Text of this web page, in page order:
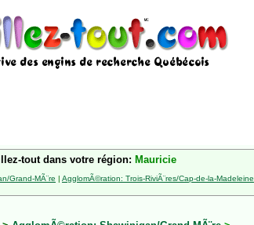
tout dans votre région: Mauricie
Grand-MÃ¨re | AgglomÃ©ration: Trois-RiviÃ¨res/Cap-de-la-Madeleine